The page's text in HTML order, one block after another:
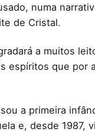
numa
de Cristal.
a muitos
espíritos que
a primeira
e, desde 1987,